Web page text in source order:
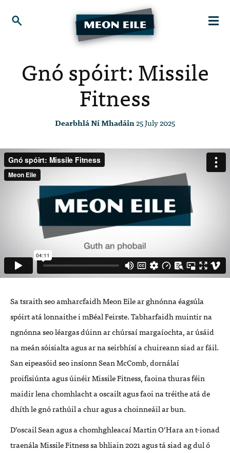
Gnó spóirt: Missile
Fitness
Dearbhlá Ní Mhadáin25 July 2025
Sa tsraith seo amharcfaidh Meon Eile ar ghnónna éagsúla
spóirt atá lonnaithe i mBéal Feirste. Tabharfaidh muintir na
ngnónna seo léargas dúinn ar chúrsaí margaíochta, ar úsáid
na meán sóisialta agus ar na seirbhísí a chuireann siad ar fáil.
San eipeasóid seo insíonn Sean McComb, dornálaí
proifisiúnta agus úinéir Missile Fitness, faoina thuras féin
maidir lena chomhlacht a oscailt agus faoi na tréithe atá de
dhíth le gnó rathúil a chur agus a choinneáil ar bun.
D’oscail Sean agus a chomhghleacaí Martin O’Hara an t-ionad
traenála Missile Fitness sa bhliain 2021 agus tá siad ag dul ó